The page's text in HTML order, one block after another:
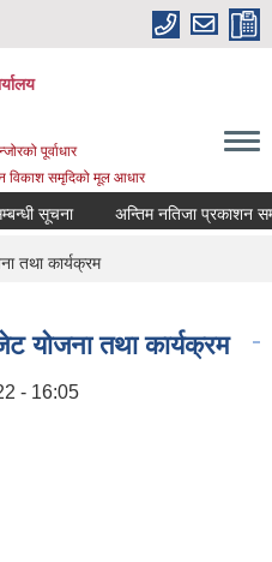
पूर्वाधार
विकाश समृदिको मूल आधार
सूचना अन्तिम नतिजा प्रकाशन
तथा कार्यक्रम
तथा कार्यक्रम
- 16:05